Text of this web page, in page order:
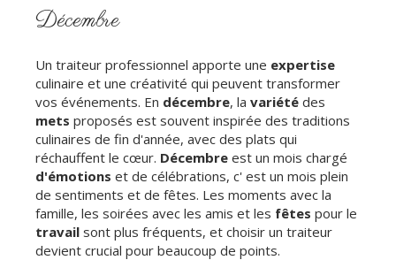
Décembre
Un traiteur professionnel apporte une expertise
culinaire et une créativité qui peuvent transformer
vos événements. En décembre, la variété des
mets proposés est souvent inspirée des traditions
culinaires de fin d'année, avec des plats qui
réchauffent le cœur. Décembre est un mois chargé
d'émotions et de célébrations, c' est un mois plein
de sentiments et de fêtes. Les moments avec la
famille, les soirées avec les amis et les fêtes pour le
travail sont plus fréquents, et choisir un traiteur
devient crucial pour beaucoup de points.